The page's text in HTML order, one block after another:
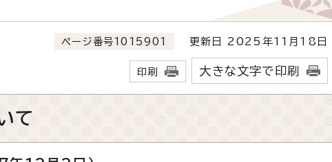
ページ番号1015901 更新日 2025年11月18日
印刷 大きな文字で印刷
て